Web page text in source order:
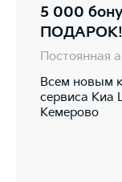
5 000
ПОДАРОК!
Постоянная
Всем новым
сервиса Киа
Кемерово